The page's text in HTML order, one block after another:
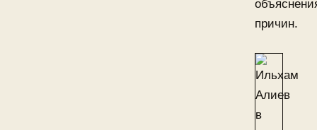
причин.